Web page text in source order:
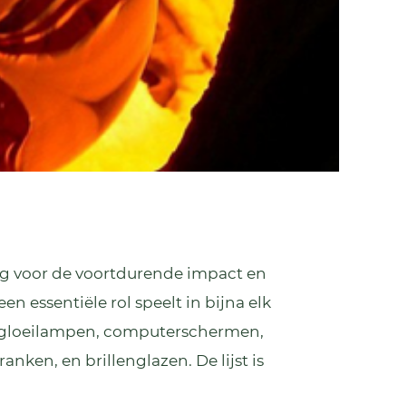
voor de voortdurende impact en
essentiële rol speelt in bijna elk
gloeilampen, computerschermen,
en brillenglazen. De lijst is